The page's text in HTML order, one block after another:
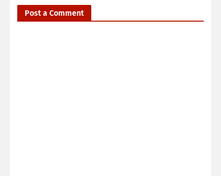
Post a Comment